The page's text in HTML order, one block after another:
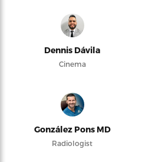
Dennis Dávila
Cinema
González Pons MD
Radiologist